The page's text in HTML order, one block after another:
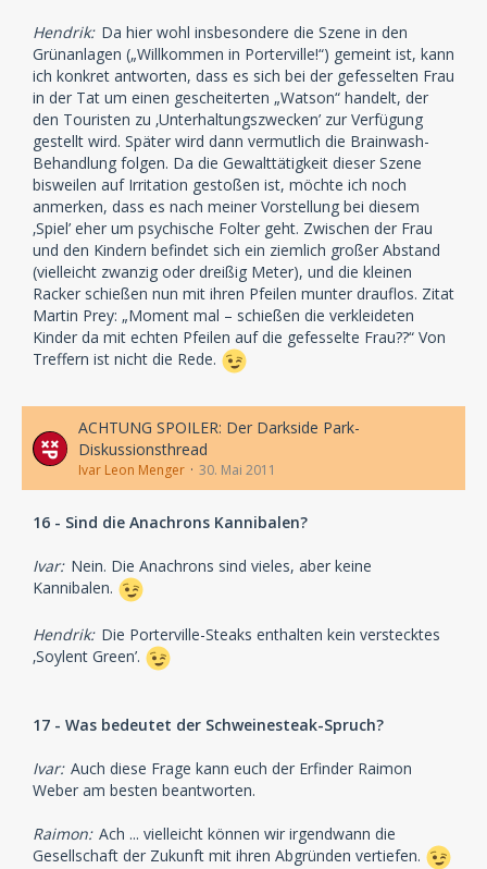
Hendrik: Da hier wohl insbesondere die Szene in den
Grünanlagen („Willkommen in Porterville!“) gemeint ist, kann
ich konkret antworten, dass es sich bei der gefesselten Frau
in der Tat um einen gescheiterten „Watson“ handelt, der
den Touristen zu ‚Unterhaltungszwecken’ zur Verfügung
gestellt wird. Später wird dann vermutlich die Brainwash-
Behandlung folgen. Da die Gewalttätigkeit dieser Szene
bisweilen auf Irritation gestoßen ist, möchte ich noch
anmerken, dass es nach meiner Vorstellung bei diesem
‚Spiel’ eher um psychische Folter geht. Zwischen der Frau
und den Kindern befindet sich ein ziemlich großer Abstand
(vielleicht zwanzig oder dreißig Meter), und die kleinen
Racker schießen nun mit ihren Pfeilen munter drauflos. Zitat
Martin Prey: „Moment mal – schießen die verkleideten
Kinder da mit echten Pfeilen auf die gefesselte Frau??“ Von
Treffern ist nicht die Rede.
ACHTUNG SPOILER: Der Darkside Park-
Diskussionsthread
Ivar Leon Menger 30. Mai 2011
16 - Sind die Anachrons Kannibalen?
Ivar: Nein. Die Anachrons sind vieles, aber keine
Kannibalen.
Hendrik: Die Porterville-Steaks enthalten kein verstecktes
‚Soylent Green’.
17 - Was bedeutet der Schweinesteak-Spruch?
Ivar: Auch diese Frage kann euch der Erfinder Raimon
Weber am besten beantworten.
Raimon: Ach ... vielleicht können wir irgendwann die
Gesellschaft der Zukunft mit ihren Abgründen vertiefen.